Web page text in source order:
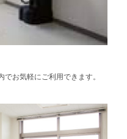
お気軽にご利用できます。